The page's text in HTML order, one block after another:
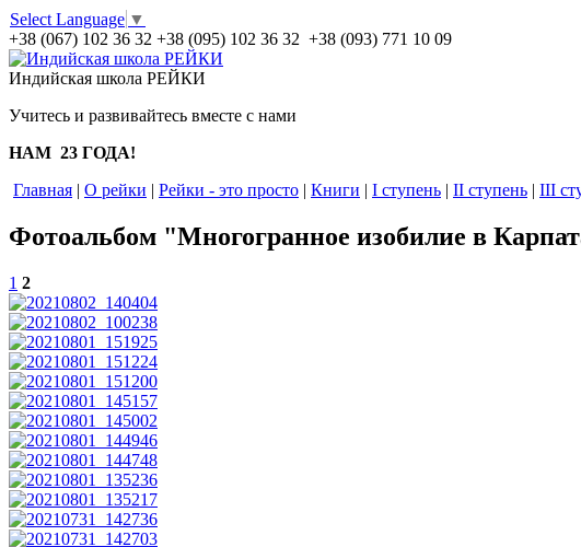
Select Language ▼
+38 (067) 102 36 32 +38 (095) 102 36 32 +38 (093) 771 10 09
Индийская школа РЕЙКИ
Учитесь и развивайтесь вместе с нами
НАМ 23 ГОДА!
Главная | О рейки | Рейки - это просто | Книги | I ступень | II ступень | III
Фотоальбом "Многогранное изобилие в
1 2